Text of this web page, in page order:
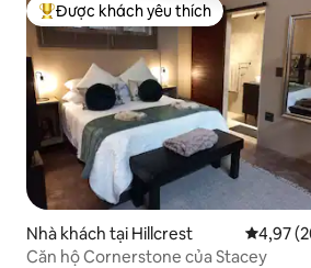
Được khách yêu thích nhất
Được khách yêu thích
Nhà khách tại Hillcrest Xếp4,97
Căn hộ Cornerstone của Stacey